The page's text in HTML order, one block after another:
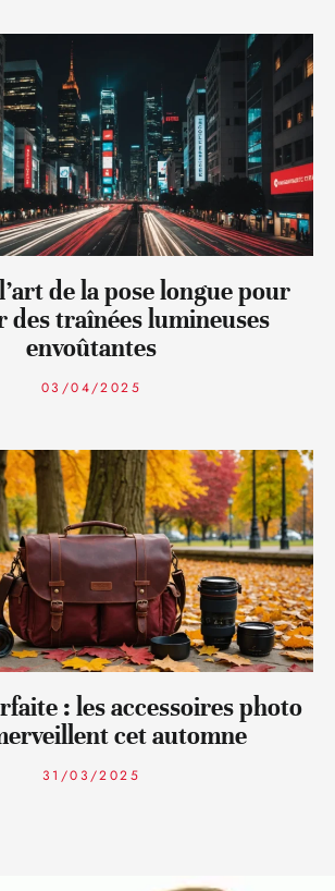
de la pose longue pour
des traînées lumineuses
envoûtantes
03/04/2025
: les accessoires photo
cet automne
31/03/2025